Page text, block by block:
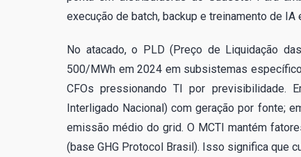
execução de batch, backup e treinamento de IA
No atacado, o PLD (Preço de Liquidação
500/MWh em 2024 em subsistemas
CFOs pressionando TI por previsibilidade.
Interligado Nacional) com geração por fonte;
emissão médio do grid. O MCTI mantém
(base GHG Protocol Brasil). Isso significa que